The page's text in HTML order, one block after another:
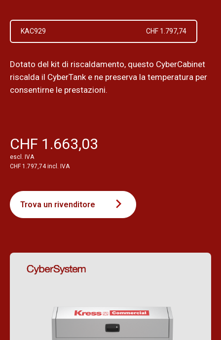
KAC929 CHF 1.797,74
Dotato del kit di riscaldamento, questo CyberCabinet
riscalda il CyberTank e ne preserva la temperatura per
consentirne le prestazioni.
CHF 1.663,03
escl. IVA
CHF 1.797,74 incl. IVA
Trova un rivenditore